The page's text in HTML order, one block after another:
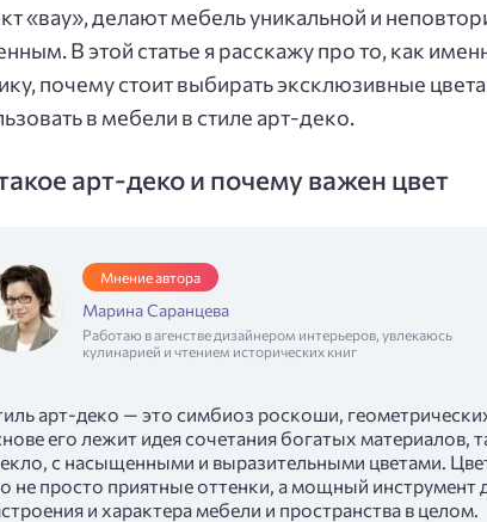
«вау», делают мебель уникальной и
В этой статье я расскажу про то, как
почему стоит выбирать эксклюзивные
в мебели в стиле арт-деко.
арт-деко и почему важен цвет
Мнение автора
Марина Саранцева
Работаю в агенстве дизайнером интерьеров, увлекаюсь
кулинарией и чтением исторических книг
арт-деко — это симбиоз роскоши,
его лежит идея сочетания богатых материалов,
с насыщенными и выразительными цветами.
не просто приятные оттенки, а мощный инструмент
и характера мебели и пространства в целом.